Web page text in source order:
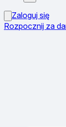
Zaloguj się
Rozpocznij za